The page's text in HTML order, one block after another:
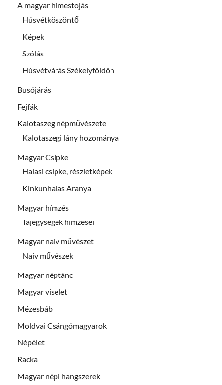
A magyar hímestojás
Húsvétköszöntő
Képek
Szólás
Húsvétvárás Székelyföldön
Busójárás
Fejfák
Kalotaszeg népművészete
Kalotaszegi lány hozománya
Magyar Csipke
Halasi csipke, részletképek
Kinkunhalas Aranya
Magyar hímzés
Tájegységek hímzései
Magyar naiv művészet
Naiv művészek
Magyar néptánc
Magyar viselet
Mézesbáb
Moldvai Csángómagyarok
Népélet
Racka
Magyar népi hangszerek